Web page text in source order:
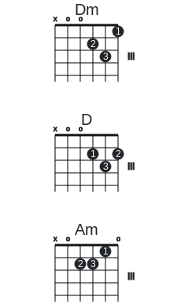
Dm
x o o
2
3
1
D
x o o
1
3
2
Am
x o
2 3
1
o